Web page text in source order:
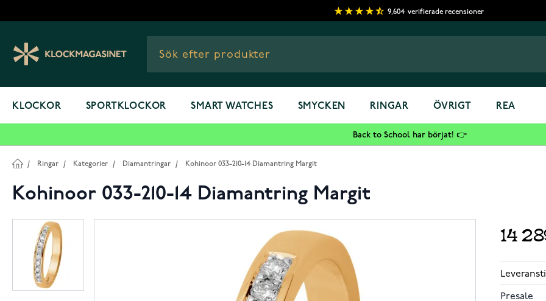
9,604 verifierade recensioner
KLOCKOR SPORTKLOCKOR SMART WATCHES SMYCKEN RINGAR ÖVRIGT REA
Back to School har börjat! 👉
/ Ringar / Kategorier / Diamantringar / Kohinoor 033-210-14 Diamantring Margit
Kohinoor 033-210-14 Diamantring Margit
14
Presale